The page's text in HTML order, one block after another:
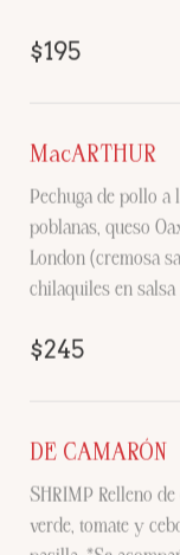
$195
MacARTHUR
Pechuga de pollo
poblanas, queso
London (cremosa
chilaquiles en salsa
$245
DE CAMARÓN
SHRIMP Relleno
verde, tomate y